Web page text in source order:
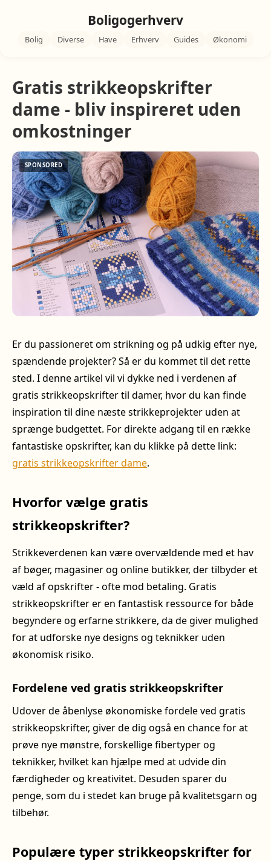
Boligogerhverv
Bolig Diverse Have Erhverv Guides Økonomi
Gratis strikkeopskrifter
dame - bliv inspireret uden
omkostninger
Er du passioneret om strikning og på udkig efter nye,
spændende projekter? Så er du kommet til det rette
sted. I denne artikel vil vi dykke ned i verdenen af
gratis strikkeopskrifter til damer, hvor du kan finde
inspiration til dine næste strikkeprojekter uden at
sprænge budgettet. For direkte adgang til en række
fantastiske opskrifter, kan du klikke på dette link:
gratis strikkeopskrifter dame.
Hvorfor vælge gratis
strikkeopskrifter?
Strikkeverdenen kan være overvældende med et hav
af bøger, magasiner og online butikker, der tilbyder et
væld af opskrifter - ofte mod betaling. Gratis
strikkeopskrifter er en fantastisk ressource for både
begyndere og erfarne strikkere, da de giver mulighed
for at udforske nye designs og teknikker uden
økonomisk risiko.
Fordelene ved gratis strikkeopskrifter
Udover de åbenlyse økonomiske fordele ved gratis
strikkeopskrifter, giver de dig også en chance for at
prøve nye mønstre, forskellige fibertyper og
teknikker, hvilket kan hjælpe med at udvide din
færdigheder og kreativitet. Desuden sparer du
penge, som du i stedet kan bruge på kvalitetsgarn og
tilbehør.
Populære typer strikkeopskrifter for